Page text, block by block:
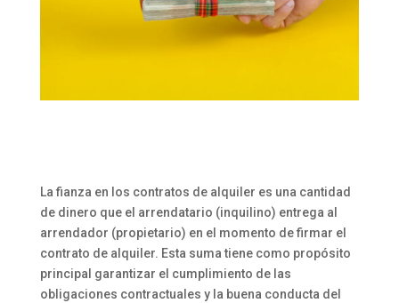
La fianza en los contratos de alquiler es una cantidad
de dinero que el arrendatario (inquilino) entrega al
arrendador (propietario) en el momento de firmar el
contrato de alquiler. Esta suma tiene como propósito
principal garantizar el cumplimiento de las
obligaciones contractuales y la buena conducta del